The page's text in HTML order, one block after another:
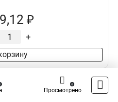
₽
+
Просмотрено
0